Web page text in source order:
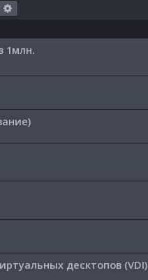
Поиск
1млн.
десктопов (VDI)